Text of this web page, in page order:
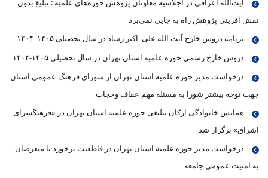
آیت‌الله اعرافی در اجلاسیه معاونان پژوهش حوزه‌های علمیه : تبلیغ بدون
نقش آفرینی پژوهش راه به جایی نمی‌برد
برنامه دروس خارج آیت الله علی_اکبر رشاد در سال تحصیلی ۱۴۰۵_۱۴۰۴
دروس خارج رسمی حوزه علمیه استان تهران در سال تحصیلی ۱۴۰۵-۱۴۰۴
درخواست مدیر حوزه علمیه استان تهران از شورای فرهنگ عمومی استان
جهت توجه بیشتر شورا به مسئله مهم عفاف وحجاب
همایش خانوادگی ارکان تبلیغی حوزه علمیه استان تهران در «فرهنگسرای
اشراق» برگزار شد
درخواست مدیر حوزه علمیه استان تهران در قاطعیت برخورد با متعرضان
به امنیت عمومی جامعه